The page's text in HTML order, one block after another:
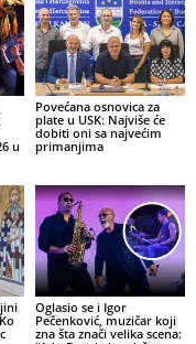
u
Povećana osnovica za
plate u USK: Najviše će
dobiti oni sa najvećim
primanjima
Oglasio se i Igor
Pečenković, muzičar koji
zna šta znači velika scena: